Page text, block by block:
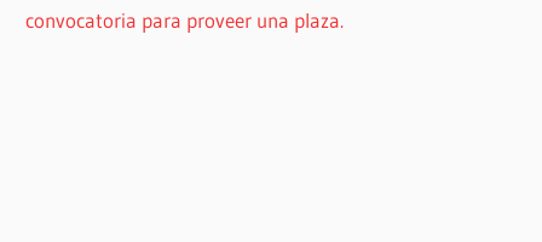
convocatoria para proveer una plaza.